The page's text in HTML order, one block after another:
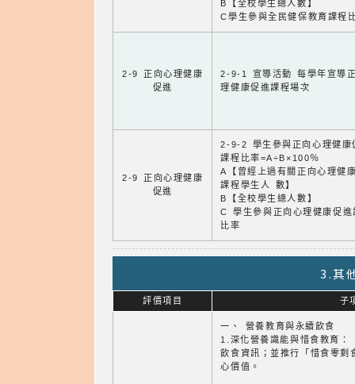
B【全校學生總人數】
C學生參與全民健保教育課程
2-9 正向心理健康
促進
2-9-1 宣導活動 每學年宣導
理健康促進課程場次
2-9 正向心理健康
促進
2-9-2 學生參與正向心理健康
課程比率=A÷B×100％
A【曾經上過有關正向心理健
課程學生人 數】
B【全校學生總人數】
C 學生參與正向心理健康促進
比率
3.其
評價項目 子
一、 營養教育與永續飲食
1.深化營養識能與惜食教育：
飲食資訊；並推行「惜食零剩
心價值。